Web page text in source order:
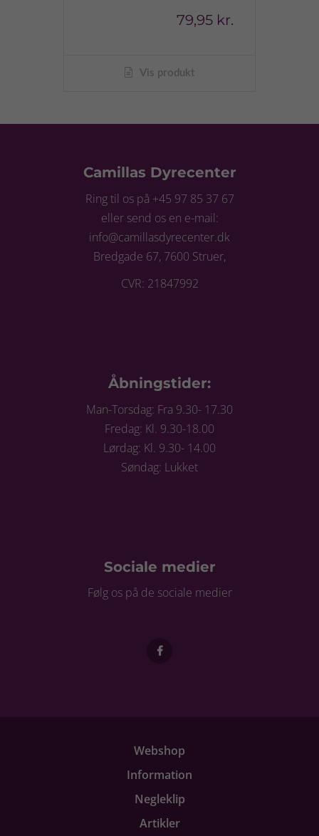
79,95 kr.
Vis produkt
Camillas Dyrecenter
Ring til os på +45 97 85 37 67
eller send os en e-mail:
info@camillasdyrecenter.dk
Bredgade 67, 7600 Struer,
CVR: 21847992
Åbningstider:
Man-Torsdag: Fra 9.30- 17.30
Fredag: Kl. 9.30-18.00
Lørdag: Kl. 9.30- 14.00
Søndag: Lukket
Sociale medier
Følg os på de sociale medier
Webshop
Information
Negleklip
Artikler